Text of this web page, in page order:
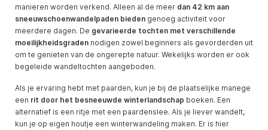
manieren worden verkend. Alleen al de meer dan 42 km aan
sneeuwschoenwandelpaden bieden genoeg activiteit voor
meerdere dagen. De gevarieerde tochten met verschillende
moeilijkheidsgraden nodigen zowel beginners als gevorderden uit
om te genieten van de ongerepte natuur. Wekelijks worden er ook
begeleide wandeltochten aangeboden.
Als je ervaring hebt met paarden, kun je bij de plaatselijke manege
een rit door het besneeuwde winterlandschap boeken. Een
alternatief is een ritje met een paardenslee. Als je liever wandelt,
kun je op eigen houtje een winterwandeling maken. Er is hier